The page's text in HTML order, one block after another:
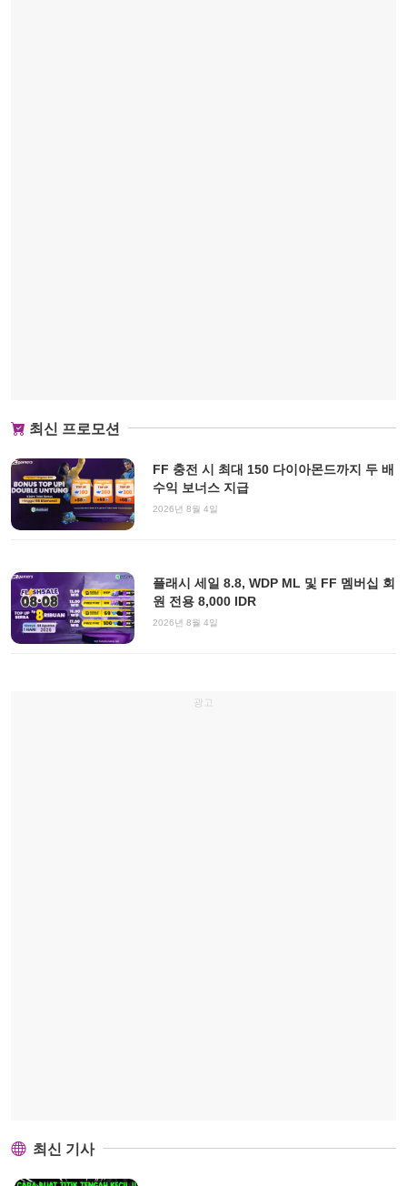
최신 프로모션
FF 충전 시 최대 150 다이아몬드까지 두 배
수익 보너스 지급
2026년 8월 4일
플래시 세일 8.8, WDP ML 및 FF 멤버십 회
원 전용 8,000 IDR
2026년 8월 4일
광고
최신 기사